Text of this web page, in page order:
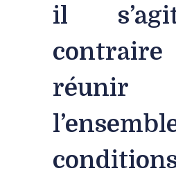
il
réunir